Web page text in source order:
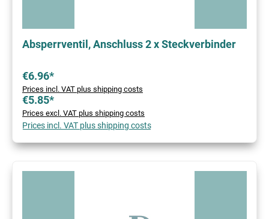
Absperrventil, Anschluss 2 x Steckverbinder
€6.96*
Prices incl. VAT plus shipping costs
€5.85*
Prices excl. VAT plus shipping costs
Prices incl. VAT plus shipping costs